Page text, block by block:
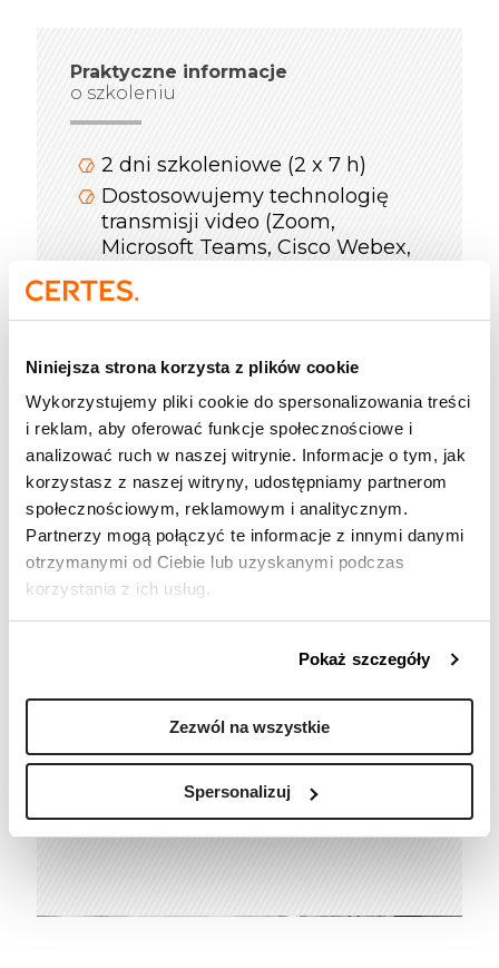
Niniejsza strona korzysta z plików cookie
Wykorzystujemy pliki cookie do spersonalizowania treści
i reklam, aby oferować funkcje społecznościowe i
analizować ruch w naszej witrynie. Informacje o tym, jak
korzystasz z naszej witryny, udostępniamy partnerom
społecznościowym, reklamowym i analitycznym.
Partnerzy mogą połączyć te informacje z innymi danymi
otrzymanymi od Ciebie lub uzyskanymi podczas
korzystania z ich usług.
Pokaż szczegóły
Zezwól na wszystkie
Spersonalizuj
Praktyczne informacje
o szkoleniu
2 dni szkoleniowe (2 x 7 h)
Dostosowujemy technologię
transmisji video (Zoom,
Microsoft Teams, Cisco Webex,
Podczas spotkań online
jak: Mentimeter, Miro, Mural,
Padlet, Jambord
Instrukcja logowania i pomoc
naszego helpdesku
W trakcie realizacji spotkania
online do dyspozycji
uczestników jest konsultant,
który dba o jakość szkolenia
Pigułki wiedzy i inne materiały
dodatkowe
E-mentoring z trenerem do 60
po zakończeniu szkolenia
Podczas szkoleń online
uczestnicy otrzymują materiały
w wersji pdf oraz certyfikat
online